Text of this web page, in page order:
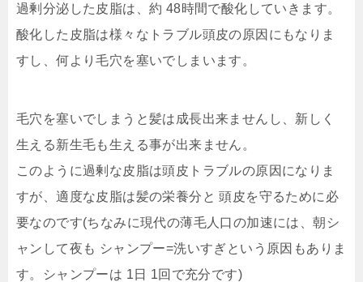
過剰分泌した皮脂は、約 48時間で酸化していきます。
酸化した皮脂は様々なトラブル頭皮の原因にもなりま
すし、何より毛穴を塞いでしまいます。
毛穴を塞いでしまうと髪は成長出来ませんし、新しく
生える新生毛も生える事が出来ません。
このように過剰な皮脂は頭皮トラブルの原因になりま
すが、適度な皮脂は髪の栄養分と 頭皮を守るために必
要なのです(ちなみに現代の薄毛人口の加速には、朝シ
ャンして夜も シャンプー=洗いすぎという原因もありま
す。シャンプーは 1日 1回で充分です)